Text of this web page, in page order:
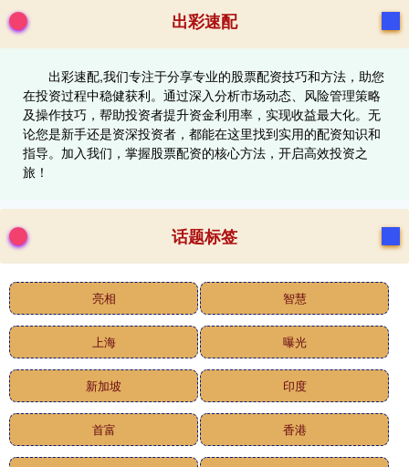
出彩速配
出彩速配,我们专注于分享专业的股票配资技巧和方法，助您
在投资过程中稳健获利。通过深入分析市场动态、风险管理策略
及操作技巧，帮助投资者提升资金利用率，实现收益最大化。无
论您是新手还是资深投资者，都能在这里找到实用的配资知识和
指导。加入我们，掌握股票配资的核心方法，开启高效投资之
旅！
话题标签
亮相 智慧
上海 曝光
新加坡 印度
首富 香港